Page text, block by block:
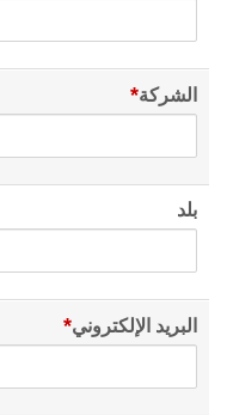
الشركة*
بلد
البريد الإلكتروني*